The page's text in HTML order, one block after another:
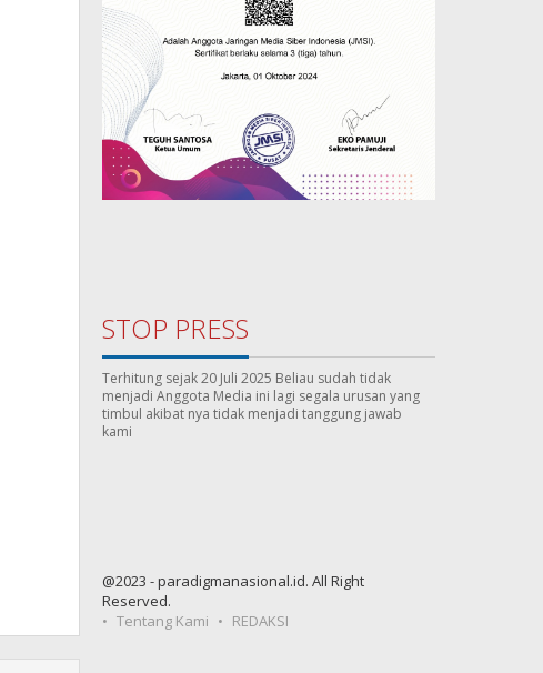
STOP PRESS
Terhitung sejak 20 Juli 2025 Beliau sudah tidak
menjadi Anggota Media ini lagi segala urusan yang
timbul akibat nya tidak menjadi tanggung jawab
kami
@2023 - paradigmanasional.id. All Right
Reserved.
Tentang Kami
REDAKSI